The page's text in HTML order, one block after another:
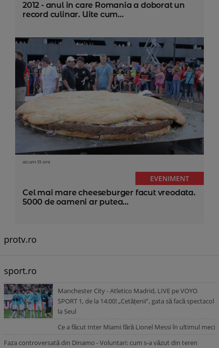
2012 - anul in care Romania a doborat un
record culinar. Uite cum...
acum 13 ani
EVENIMENT
Cel mai mare cheeseburger facut vreodata.
5000 de oameni ar putea...
protv.ro
sport.ro
Manchester City - Atletico Madrid, LIVE pe VOYO
SPORT 1, de la 14:00! „Cetățenii”, gata să facă spectacol
la Seul
Ce a făcut Inter Miami fără Lionel Messi în ultimul meci
Faza controversată din Dinamo - Voluntari: cum s-a văzut din teren